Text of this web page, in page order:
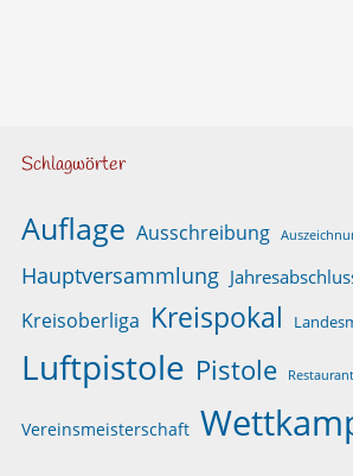
Schlagwörter
Auflage Ausschreibung
Hauptversammlung
Kreisoberliga Kreispokal
Luftpistole Pistole Restaurant
Vereinsmeisterschaft